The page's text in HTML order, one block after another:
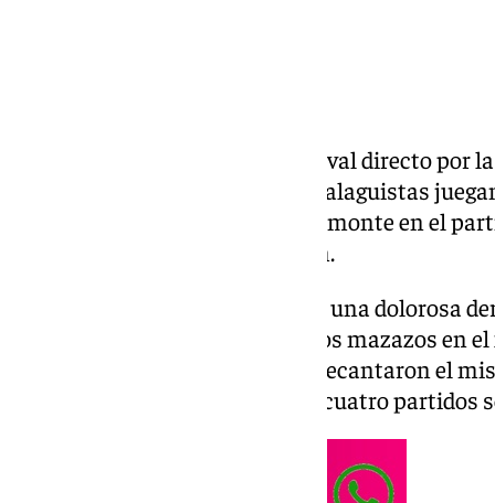
El Málaga CF se enfrenta a un rival directo por
plata este fin de semana. Los malaguistas
en el Carlos Belmonte en el
jornada de LaLiga Hypermotion.
El cuadro blanquiazul llega tras una dolorosa
que parecía destinado al 0-0. Dos mazazos en
Melendo como protagonistas, decantaron el
cortaron una racha positiva de cuatro partidos